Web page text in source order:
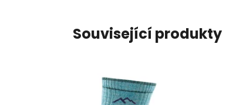
Související produkty